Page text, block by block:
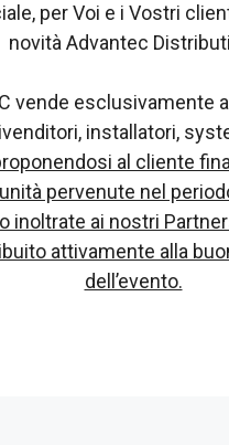
per Voi e i Vostri
novità Advantec
vende esclusivamente
installatori,
al cliente
pervenute nel
inoltrate ai nostri
attivamente alla
dell’evento.